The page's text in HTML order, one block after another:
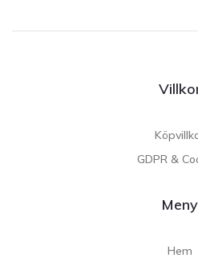
GDPR &
Meny
Hem